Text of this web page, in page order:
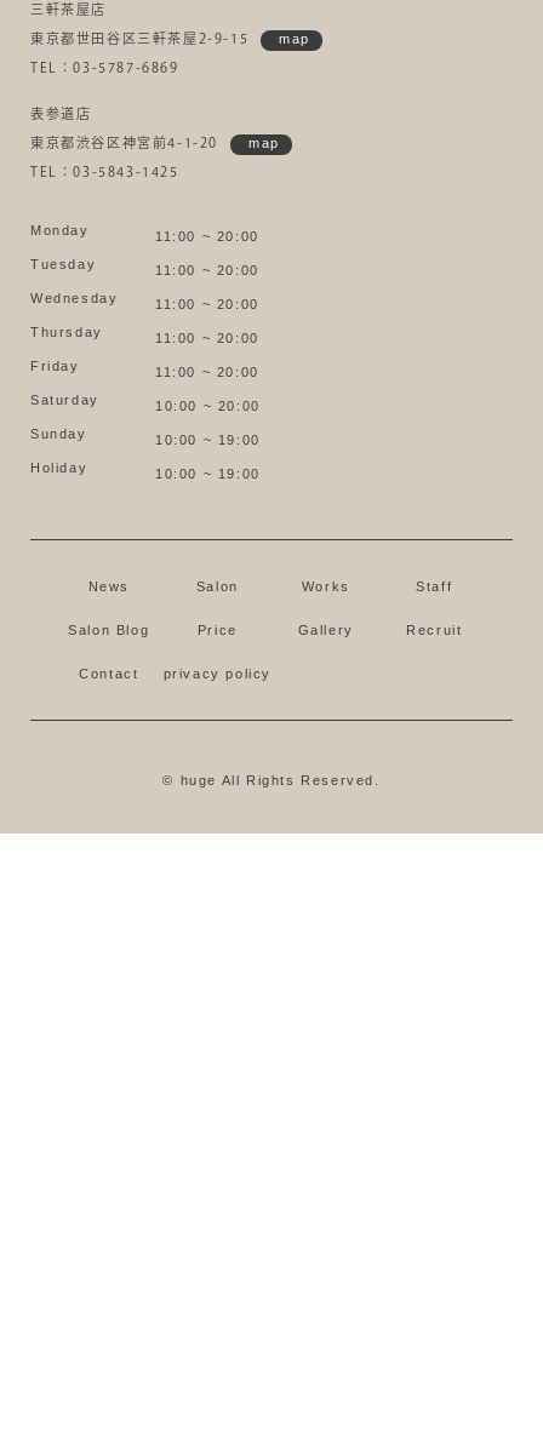
三軒茶屋店
東京都世田谷区三軒茶屋2-9-15 map
TEL：03-5787-6869
表参道店
東京都渋谷区神宮前4-1-20 map
TEL：03-5843-1425
Monday
11:00 ~ 20:00
Tuesday
11:00 ~ 20:00
Wednesday
11:00 ~ 20:00
Thursday
11:00 ~ 20:00
Friday
11:00 ~ 20:00
Saturday
10:00 ~ 20:00
Sunday
10:00 ~ 19:00
Holiday
10:00 ~ 19:00
News Salon Works Staff
Salon Blog Price Gallery Recruit
Contact privacy policy
© huge All Rights Reserved.